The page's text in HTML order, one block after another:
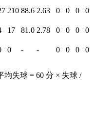
210 88.6 2.63 0 0 0
0
17 81.0 2.78 0 0 0
0
0 - - 0 0 0
0
均失球 = 60 分 × 失球 /